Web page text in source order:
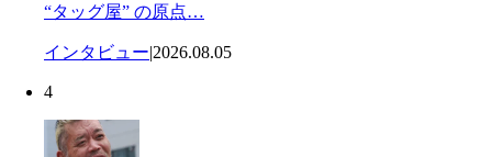
“タッグ屋” の原点…
インタビュー|2026.08.05
4